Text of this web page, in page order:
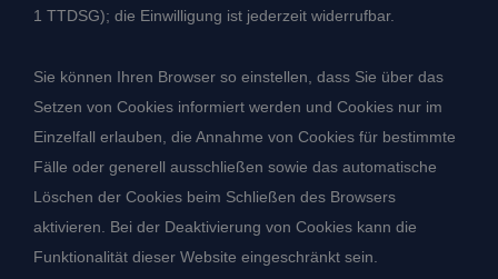
1 TTDSG); die Einwilligung ist jederzeit widerrufbar.
Sie können Ihren Browser so einstellen, dass Sie über das
Setzen von Cookies informiert werden und Cookies nur im
Einzelfall erlauben, die Annahme von Cookies für bestimmte
Fälle oder generell ausschließen sowie das automatische
Löschen der Cookies beim Schließen des Browsers
aktivieren. Bei der Deaktivierung von Cookies kann die
Funktionalität dieser Website eingeschränkt sein.